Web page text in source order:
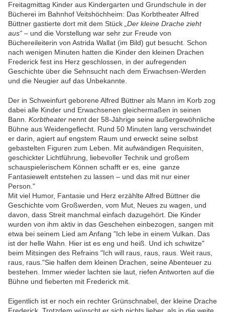
Freitagmittag Kinder aus Kindergarten und Grundschule in der
Bücherei im Bahnhof Veitshöchheim: Das Korbtheater Alfred
Büttner gastierte dort mit dem Stück „Der kleine Drache zieht
aus“ – und die Vorstellung war sehr zur Freude von
Büchereileiterin von Astrida Wallat (im Bild) gut besucht. Schon
nach wenigen Minuten hatten die Kinder den kleinen Drachen
Frederick fest ins Herz geschlossen, in der aufregenden
Geschichte über die Sehnsucht nach dem Erwachsen-Werden
und die Neugier auf das Unbekannte.
Der in Schweinfurt geborene Alfred Büttner als Mann im Korb zog
dabei alle Kinder und Erwachsenen gleichermaßen in seinen
Bann. Korbtheater nennt der 58-Jährige seine außergewöhnliche
Bühne aus Weidengeflecht. Rund 50 Minuten lang verschwindet
er darin, agiert auf engstem Raum und erweckt seine selbst
gebastelten Figuren zum Leben. Mit aufwändigen Requisiten,
geschickter Lichtführung, liebevoller Technik und großem
schauspielerischem Können schafft er es, eine ganze
Fantasiewelt entstehen zu lassen – und das mit nur einer
Person."
Mit viel Humor, Fantasie und Herz erzählte Alfred Büttner die
Geschichte vom Großwerden, vom Mut, Neues zu wagen, und
davon, dass Streit manchmal einfach dazugehört. Die Kinder
wurden von ihm aktiv in das Geschehen einbezogen, sangen mit
etwa bei seinem Lied am Anfang "Ich lebe in einem Vulkan. Das
ist der helle Wahn. Hier ist es eng und heiß. Und ich schwitze"
beim Mitsingen des Refrains "Ich will raus, raus, raus. Weit raus,
raus, raus."Sie halfen dem kleinen Drachen, seine Abenteuer zu
bestehen. Immer wieder lachten sie laut, riefen Antworten auf die
Bühne und fieberten mit Frederick mit.
Eigentlich ist er noch ein rechter Grünschnabel, der kleine Drache